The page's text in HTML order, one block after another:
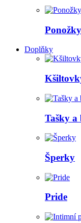
Ponožky
Doplňky
Tašky a
Šperky
Pride